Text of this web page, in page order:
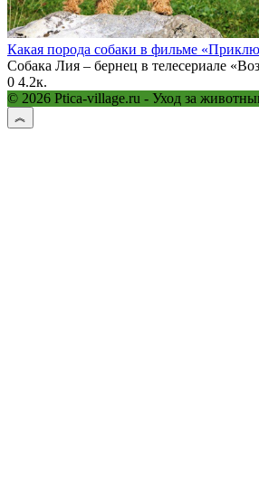
Какая порода собаки в фильме
Собака Лия – бернец в телесериале
0 4.2к.
© 2026 Ptica-village.ru - Уход за